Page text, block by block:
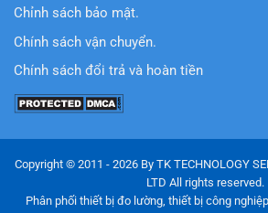
Chỉnh sách bảo mật.
Chính sách vận chuyển.
Chính sách đổi trả và hoàn tiền
Copyright © 2011 - 2026 By TK TECHNOLOGY
LTD All rights reserved.
Phân phối thiết bị đo lường, thiết bị công